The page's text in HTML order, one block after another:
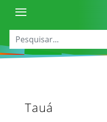
Tauá